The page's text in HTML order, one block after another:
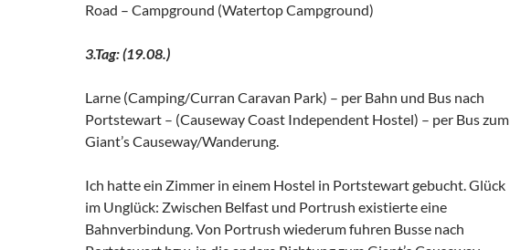
Road – Campground (Watertop Campground)
3.Tag: (19.08.)
Larne (Camping/Curran Caravan Park) – per Bahn und Bus nach
Portstewart – (Causeway Coast Independent Hostel) – per Bus zum
Giant’s Causeway/Wanderung.
Ich hatte ein Zimmer in einem Hostel in Portstewart gebucht. Glück
im Unglück: Zwischen Belfast und Portrush existierte eine
Bahnverbindung. Von Portrush wiederum fuhren Busse nach